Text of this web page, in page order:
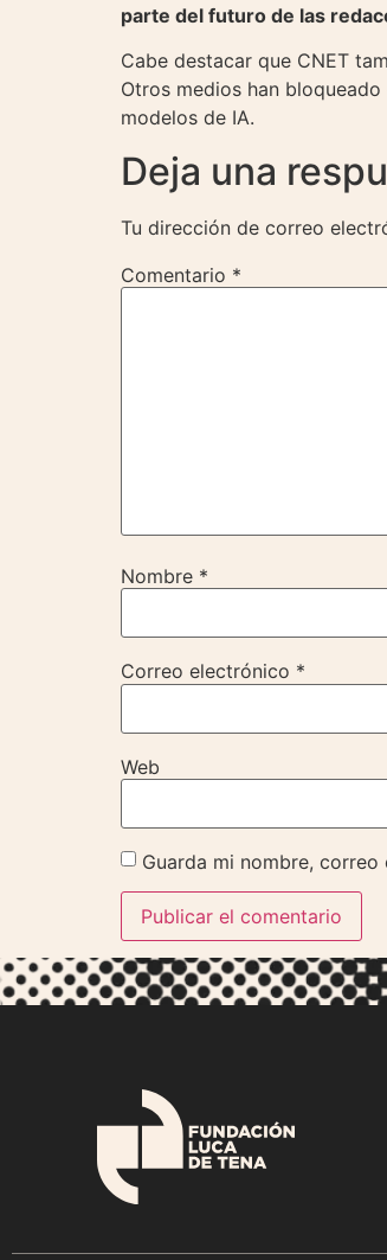
parte del futuro de las
Cabe destacar que CNET
Otros medios han
modelos de IA.
Deja una
Tu dirección de correo
Comentario *
Nombre *
Correo electrónico *
Web
Guarda mi nombre,